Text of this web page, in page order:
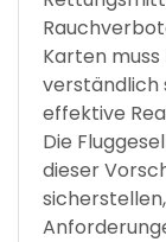
Karten
verständlich
effektive
Die
dieser